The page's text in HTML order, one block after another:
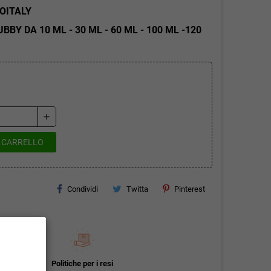
DA 10 ML - 30 ML - 60 ML - 100 ML -120
add
Condividi Twitta Pinterest
Politiche per i resi